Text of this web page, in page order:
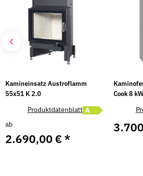
A öffnen
Kamineinsatz Austroflamm
55x51 K 2.0
ProduktdatenblattEnergielabel A
ab
2.690,00 € *
Cook 8